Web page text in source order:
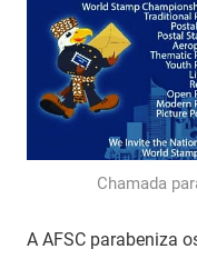
Chamada
A AFSC parabeniza